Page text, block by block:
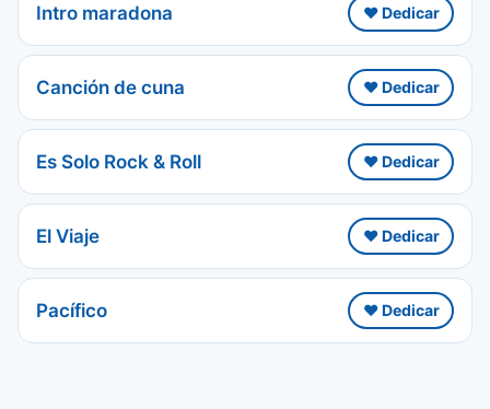
Intro maradona ❤️ Dedicar
Canción de cuna ❤️ Dedicar
Es Solo Rock & Roll ❤️ Dedicar
El Viaje ❤️ Dedicar
Pacífico ❤️ Dedicar